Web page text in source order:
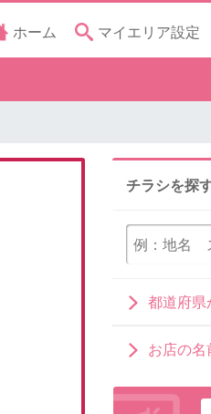
ホーム マイエリア設定
チラシを探
都道府県
お店の名